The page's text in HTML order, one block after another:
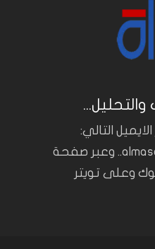
والتحليل...
التالي:
almasalahsources@gmail.com.. وعبر صفحة
وعلى تويتر